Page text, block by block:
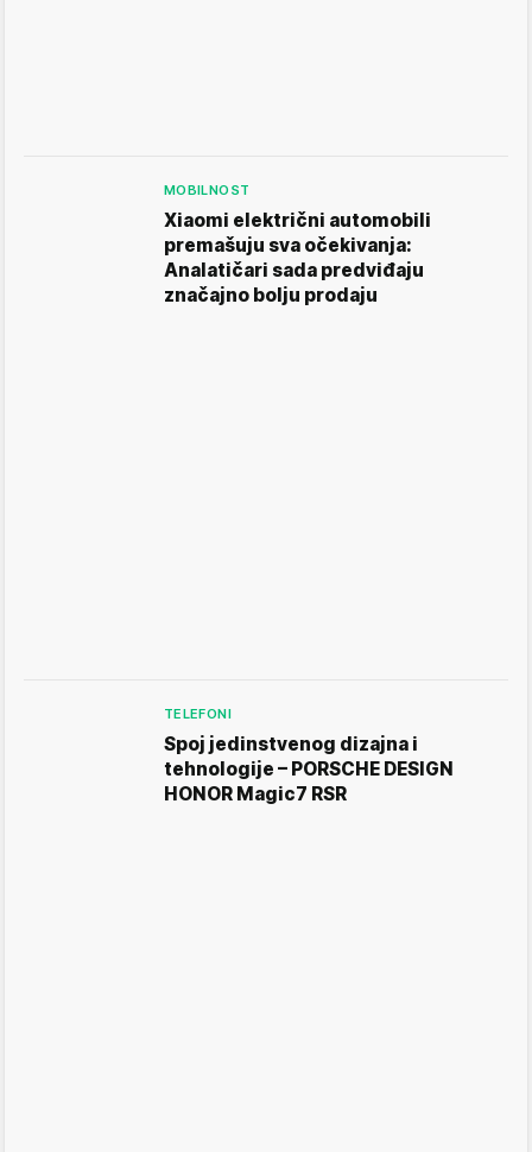
MOBILNOST
Xiaomi električni automobili
premašuju sva očekivanja:
Analatičari sada predviđaju
značajno bolju prodaju
TELEFONI
Spoj jedinstvenog dizajna i
tehnologije – PORSCHE DESIGN
HONOR Magic7 RSR